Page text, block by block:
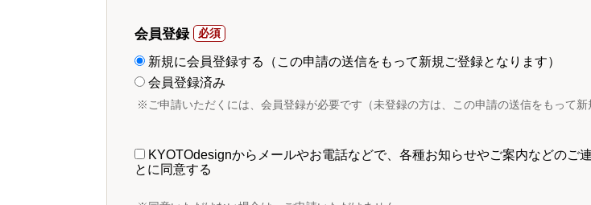
会員登録
新規に会員登録する（この申請の送信をもって新規ご登録となります）
会員登録済み
※ご申請いただくには、会員登録が必要です（未登録の方は、この申請の送信をもって新
KYOTOdesignからメールやお電話などで、各種お知らせやご案内などのご
とに同意する